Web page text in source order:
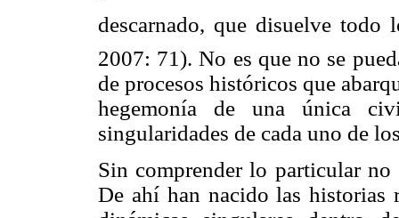
descarnado, que disuelve todo
2007: 71). No es que no se
de procesos históricos que
hegemonía de una única
singularidades de cada uno de
Sin comprender lo particular no
De ahí han nacido las historias